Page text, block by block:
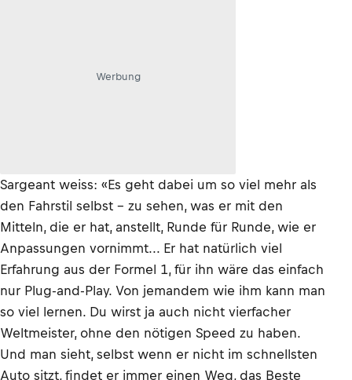
Werbung
Sargeant weiss: «Es geht dabei um so viel mehr als
den Fahrstil selbst – zu sehen, was er mit den
Mitteln, die er hat, anstellt, Runde für Runde, wie er
Anpassungen vornimmt... Er hat natürlich viel
Erfahrung aus der Formel 1, für ihn wäre das einfach
nur Plug-and-Play. Von jemandem wie ihm kann man
so viel lernen. Du wirst ja auch nicht vierfacher
Weltmeister, ohne den nötigen Speed zu haben.
Und man sieht, selbst wenn er nicht im schnellsten
Auto sitzt, findet er immer einen Weg, das Beste